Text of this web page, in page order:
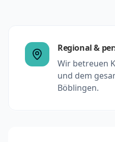
Regional &
Wir betreuen
und dem
Böblingen.